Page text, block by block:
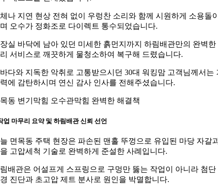
나 지연 현상 전혀 없이 우렁찬 소리와 함께 시원하게 소용돌
오수가 정화조로 다이렉트 통수되었습니다.
실 바닥에 남아 있던 미세한 흙먼지까지 하림배관만의 완벽한
서비스로 깨끗하게 물청소하여 복구해 드렸습니다.
다와 지독한 악취로 고통받으시던 30대 워킹맘 고객님께서는
에 감탄하시며 연신 감사 인사를 전해주셨습니다.
동 변기막힘 오수관막힘 완벽한 해결책
업 마무리 요약 및 하림배관 신뢰 선언
면목동 주택 현장은 파손된 맨홀 뚜껑으로 유입된 마당 자갈
고압세척 기술로 완벽하게 준설한 사례입니다.
배관은 어설프게 스프링으로 구멍만 뚫는 작업이 아니라 첨단
진단과 초고압 제트 분사로 원인을 박멸합니다.